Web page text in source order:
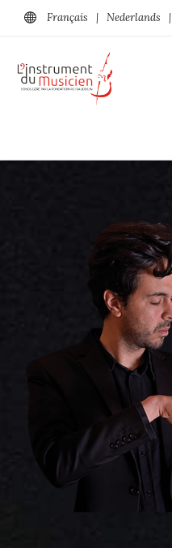
Français | Nederlands |